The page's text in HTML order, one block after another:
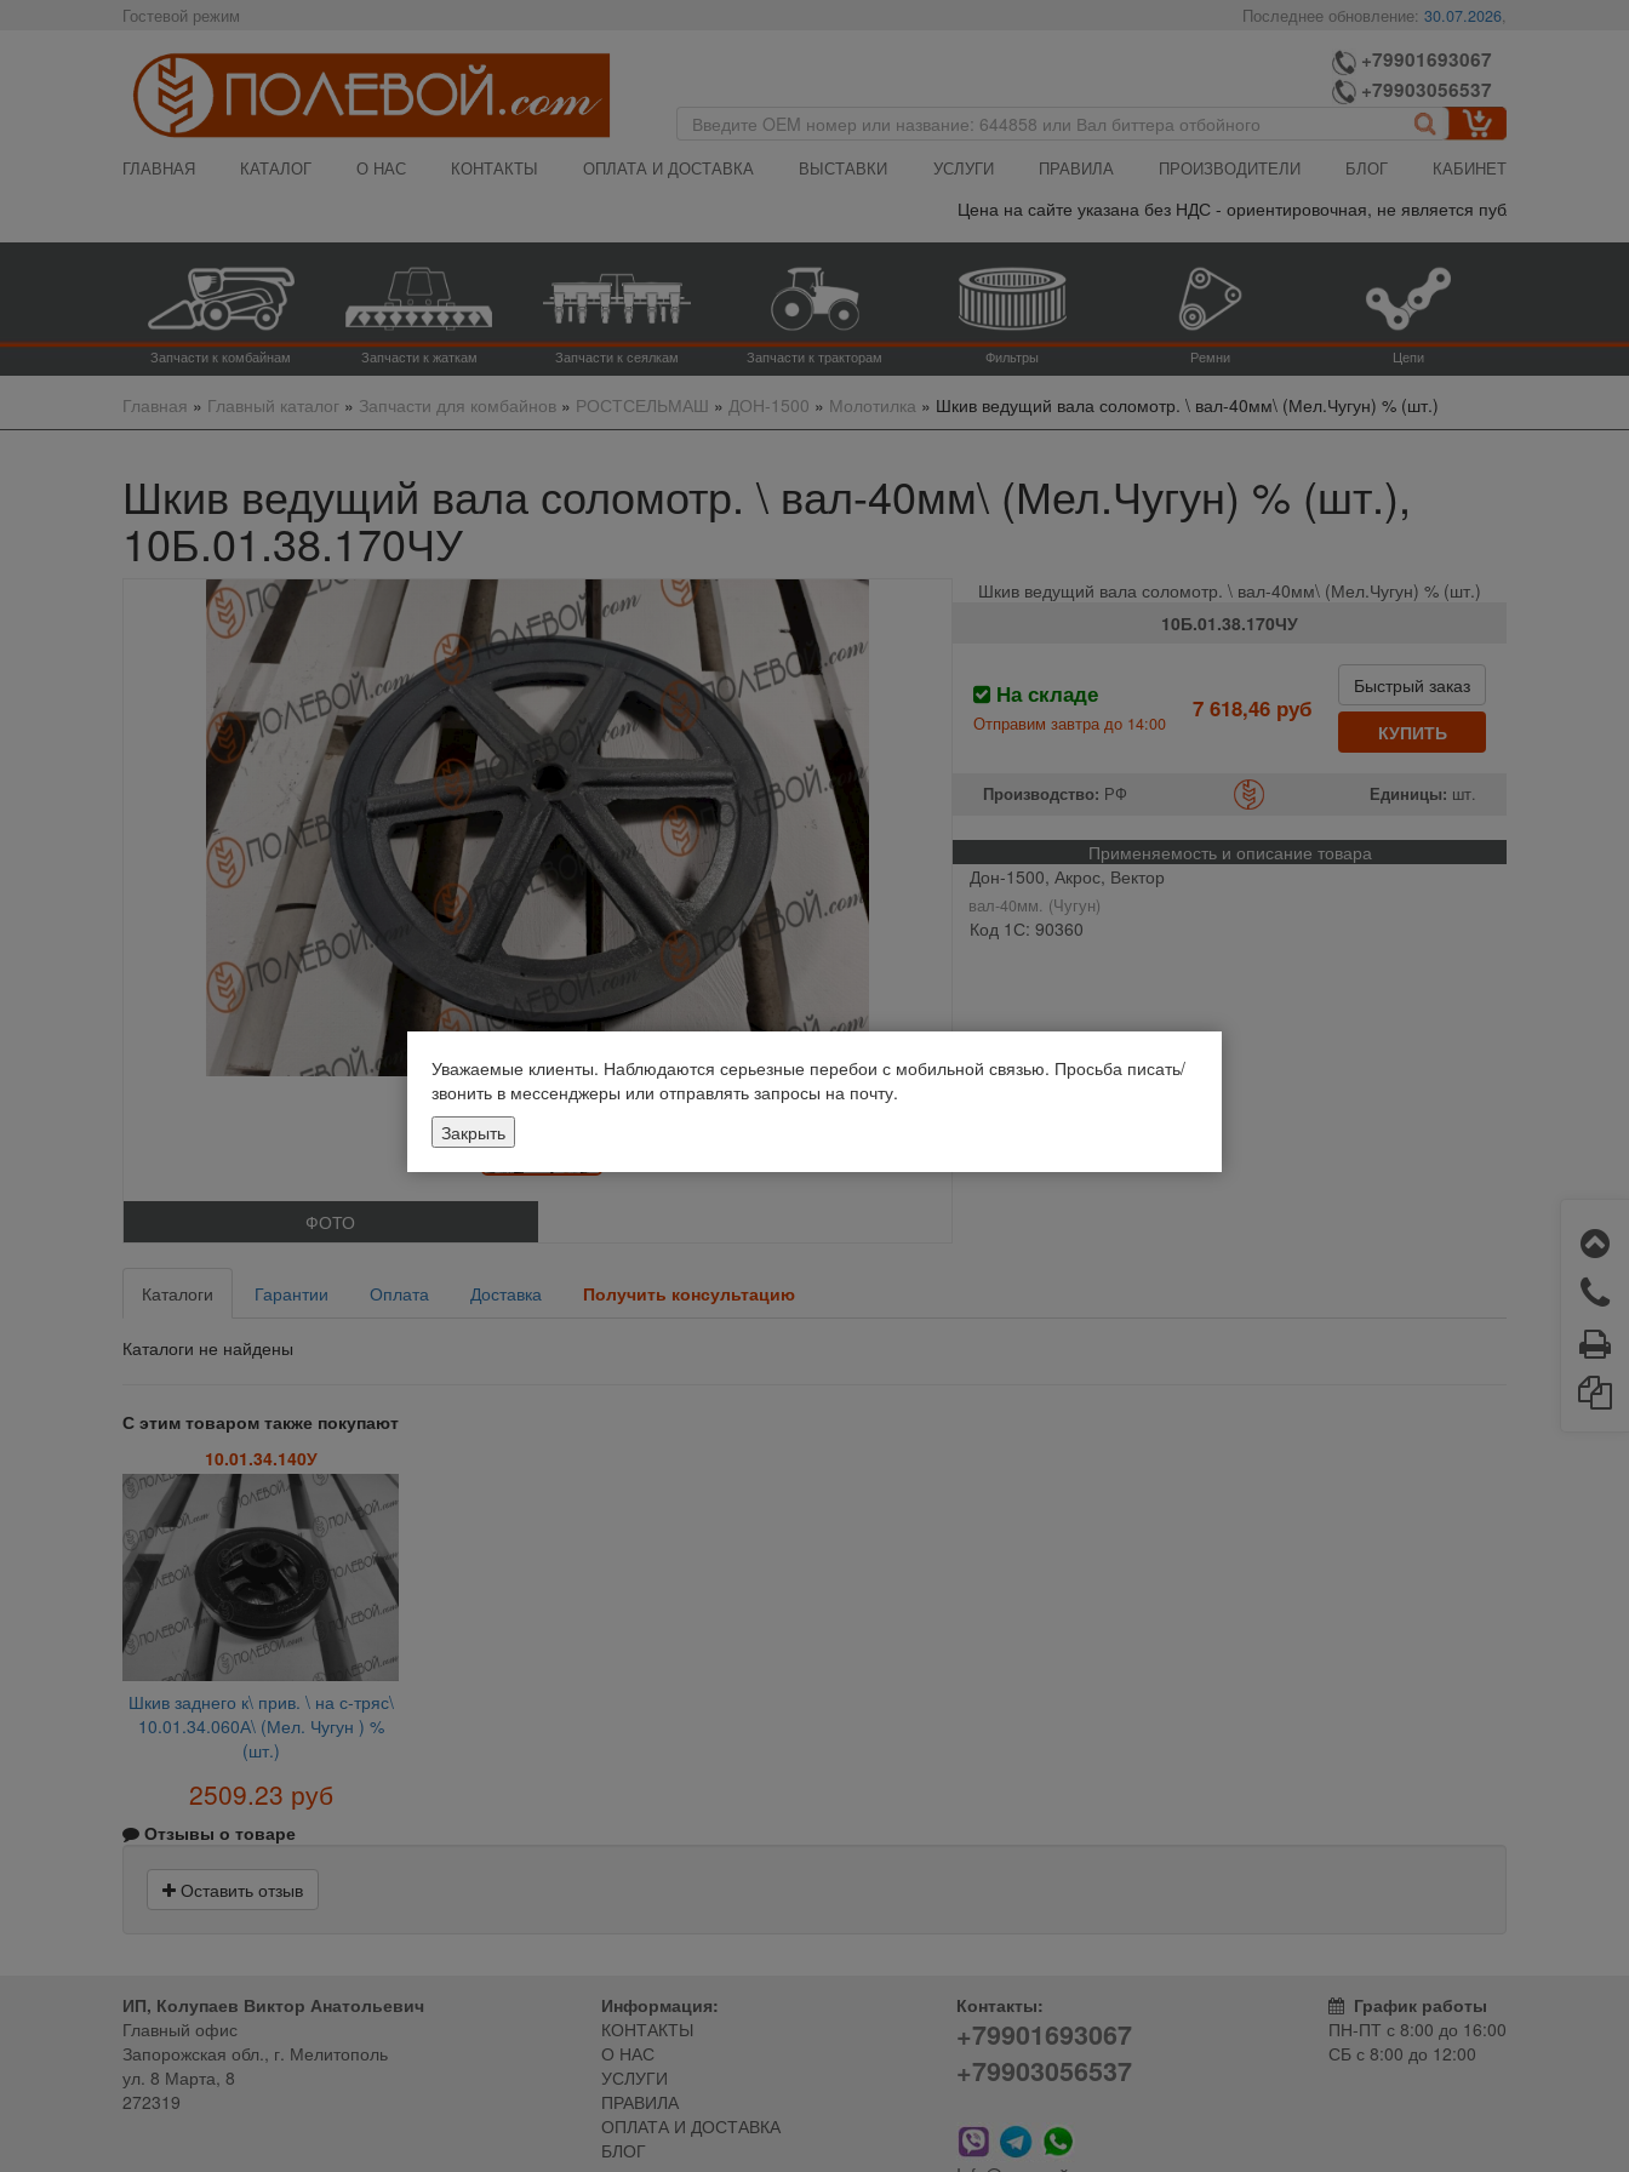
Гостевой режим Последнее обновление:30.07.2026,
+79901693067
+79903056537
ГЛАВНАЯ КАТАЛОГ О НАС КОНТАКТЫ ОПЛАТА И ДОСТАВКА ВЫСТАВКИ УСЛУГИ ПРАВИЛА ПРОИЗВОДИТЕЛИ БЛОГ КАБИНЕТ
Цена на сайте указана без НДС - ориентировочная, не является публичной офертой,
Запчасти к комбайнам Запчасти к жаткам Запчасти к сеялкам Запчасти к тракторам Фильтры Ремни Цепи
Главная » Главный каталог» Запчасти для комбайнов» РОСТСЕЛЬМАШ » ДОН-1500 » Молотилка» Шкив ведущий вала соломотр. \ вал-40мм\ (Мел.Чугун) % (шт.)
Шкив ведущий вала соломотр. \ вал-40мм\ (Мел.Чугун) % (шт.),
10Б.01.38.170ЧУ
ФОТО
Шкив ведущий вала соломотр. \ вал-40мм\ (Мел.Чугун) % (шт.)
10Б.01.38.170ЧУ
На складе
Отправим завтра до 14:00
7 618,46 руб
Быстрый заказ
КУПИТЬ
Производство: РФ Единицы: шт.
Применяемость и описание товара
Дон-1500, Акрос, Вектор
вал-40мм. (Чугун)
Код 1С: 90360
Каталоги Гарантии Оплата Доставка Получить консультацию
Каталоги не найдены
С этим товаром также покупают
10.01.34.140У
Шкив заднего к\ прив. \ на с-тряс\
10.01.34.060А\ (Мел. Чугун ) %
(шт.)
2509.23 руб
Отзывы о товаре
Оставить отзыв
ИП, Колупаев Виктор Анатольевич
Главный офис
Запорожская обл., г. Мелитополь
ул. 8 Марта, 8
272319
Информация:
КОНТАКТЫ
О НАС
УСЛУГИ
ПРАВИЛА
ОПЛАТА И ДОСТАВКА
БЛОГ
Контакты:
+79901693067
+79903056537
График работы
ПН-ПТ с8:00 до 16:00
СБ с8:00 до 12:00
Уважаемые клиенты. Наблюдаются серьезные перебои с мобильной связью. Просьба писать/
звонить в мессенджеры или отправлять запросы на почту.
Закрыть